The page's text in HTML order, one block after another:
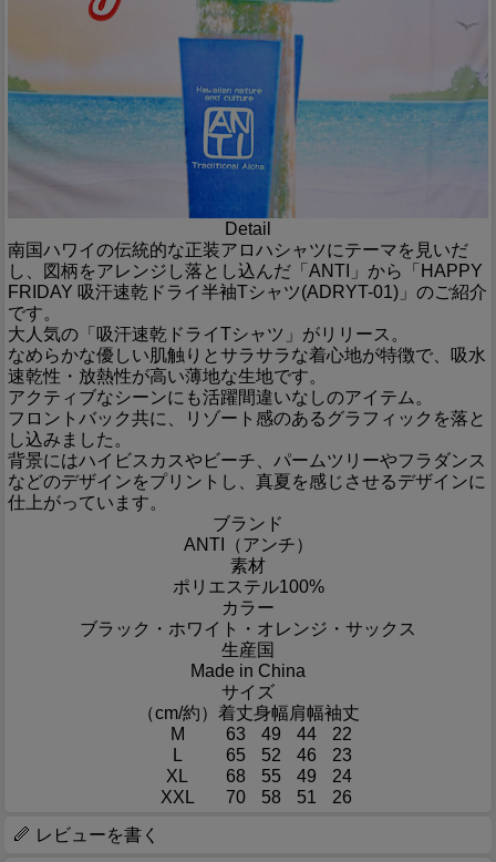
Detail
南国ハワイの伝統的な正装アロハシャツにテーマを見いだ
し、図柄をアレンジし落とし込んだ「ANTI」から「HAPPY
FRIDAY 吸汗速乾ドライ半袖Tシャツ(ADRYT-01)」のご紹介
です。
大人気の「吸汗速乾ドライTシャツ」がリリース。
なめらかな優しい肌触りとサラサラな着心地が特徴で、吸水
速乾性・放熱性が高い薄地な生地です。
アクティブなシーンにも活躍間違いなしのアイテム。
フロントバック共に、リゾート感のあるグラフィックを落と
し込みました。
背景にはハイビスカスやビーチ、パームツリーやフラダンス
などのデザインをプリントし、真夏を感じさせるデザインに
仕上がっています。
ブランド
ANTI（アンチ）
素材
ポリエステル100%
カラー
ブラック・ホワイト・オレンジ・サックス
生産国
Made in China
サイズ
（cm/約） 着丈身幅肩幅袖丈
M
63 49 44
22
L
65 52 46
23
XL
68 55 49
24
XXL
70 58 51
26
レビューを書く